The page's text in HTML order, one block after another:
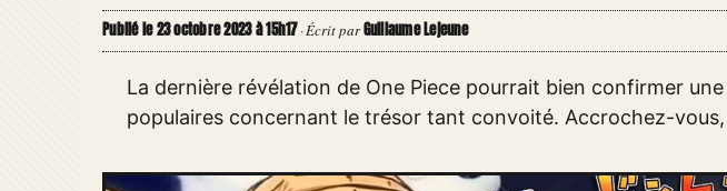
Publié le 23 octobre 2023 à 15h17·Écrit parGuillaume Lejeune
La dernière révélation de One Piece pourrait bien confirmer
populaires concernant le trésor tant convoité. Accrochez-vous,